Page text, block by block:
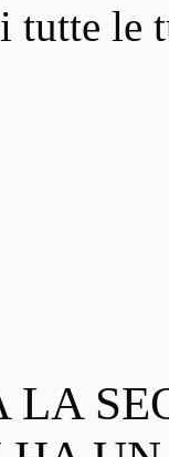
tutte le